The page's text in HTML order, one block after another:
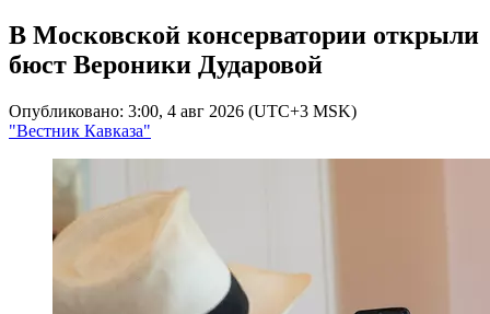
В Московской консерватории открыли
бюст Вероники Дударовой
Опубликовано: 3:00, 4 авг 2026 (UTC+3 MSK)
"Вестник Кавказа"